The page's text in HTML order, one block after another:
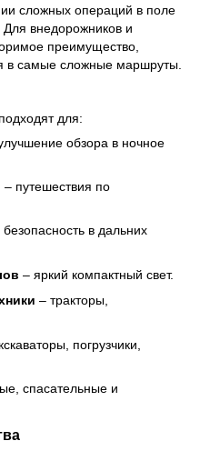
сложных операций в поле
внедорожников и
преимущество,
в самые сложные маршруты.
для:
обзора в ночное
– путешествия по
безопасность в дальних
– яркий компактный свет.
– тракторы,
погрузчики,
спасательные и